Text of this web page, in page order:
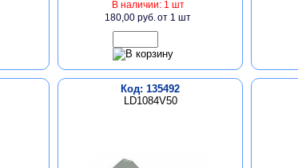
В наличии: 1 шт
180,00 руб.от 1 шт
Код: 135492
LD1084V50